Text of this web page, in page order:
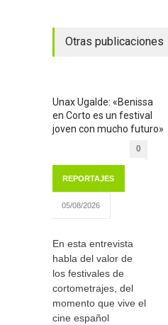
Otras publicaciones
Unax Ugalde: «Benissa
en Corto es un festival
joven con mucho futuro»
0
REPORTAJES
05/08/2026
En esta entrevista
habla del valor de
los festivales de
cortometrajes, del
momento que vive el
cine español